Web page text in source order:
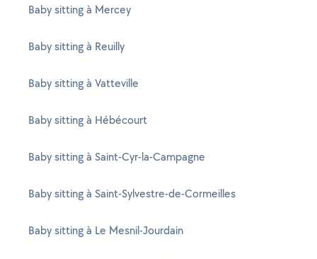
Baby sitting à Mercey
Baby sitting à Reuilly
Baby sitting à Vatteville
Baby sitting à Hébécourt
Baby sitting à Saint-Cyr-la-Campagne
Baby sitting à Saint-Sylvestre-de-Cormeilles
Baby sitting à Le Mesnil-Jourdain